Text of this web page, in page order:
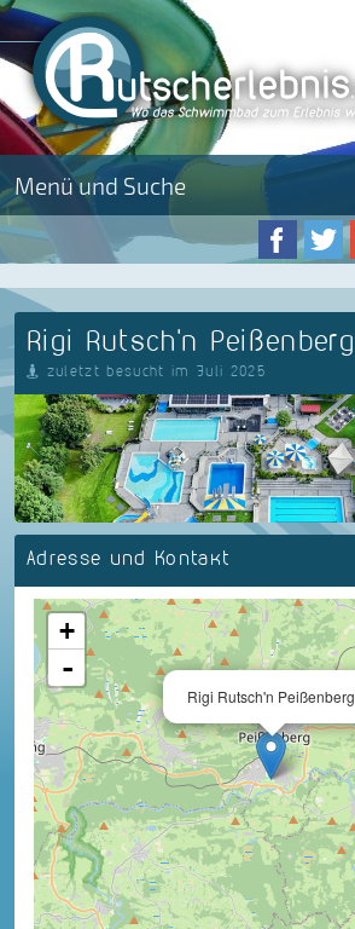
Menü und Suche
Rigi Rutsch'n Peißenberg
zuletzt besucht im Juli 2025
Adresse und Kontakt
Rigi Rutsch'n Peißenberg
+
-